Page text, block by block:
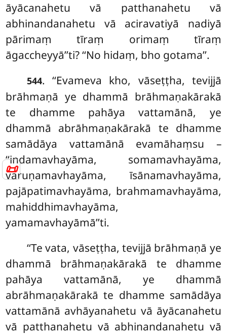
📜
āyācanahetu vā patthanahetu vā
abhinandanahetu vā aciravatiyā nadiyā
pārimaṃ tīraṃ orimaṃ tīraṃ
āgaccheyyā’’ti? ‘‘No hidaṃ, bho gotama’’.
544. ‘‘Evameva kho, vāseṭṭha, tevijjā
brāhmaṇā ye dhammā brāhmaṇakārakā
te dhamme pahāyavattamānā, ye
dhammā abrāhmaṇakārakā te dhamme
samādāya vattamānā evamāhaṃsu –
‘‘indamavhayāma, somamavhayāma,
varuṇamavhayāma, īsānamavhayāma,
pajāpatimavhayāma, brahmamavhayāma,
mahiddhimavhayāma,
yamamavhayāmā’’ti.
‘‘Te vata, vāseṭṭha, tevijjā brāhmaṇā ye
dhammā brāhmaṇakārakā te dhamme
pahāya vattamānā, ye dhammā
abrāhmaṇakārakā te dhamme samādāya
vattamānā avhāyanahetu vā āyācanahetu
vā patthanahetu vā abhinandanahetu vā